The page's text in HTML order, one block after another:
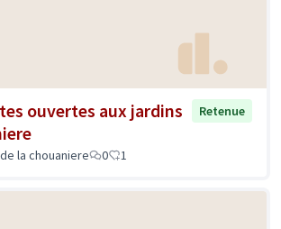
ouvertes aux jardins
Retenue
la chouaniere 0 1